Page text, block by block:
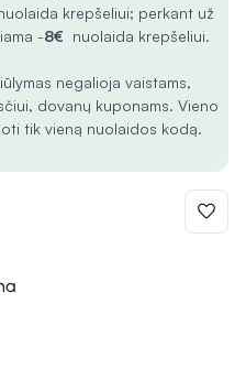
krepšeliui; perkant už
-8€ nuolaida krepšeliui.
negalioja vaistams,
dovanų kuponams. Vieno
tik vieną nuolaidos kodą.